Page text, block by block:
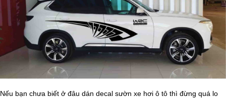
Nếu bạn chưa biết ở đâu dán decal sườn xe hơi ô tô thì đừng quá lo